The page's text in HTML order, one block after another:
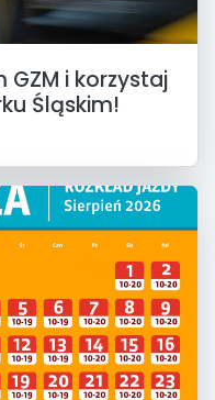
GZM i korzystaj
Śląskim!